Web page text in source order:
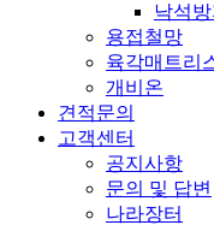
낙석
용접철망
육각매트리
개비온
견적문의
고객센터
공지사항
문의 및 답변
나라장터